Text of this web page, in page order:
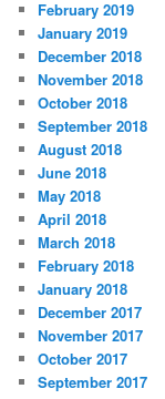
February 2019
January 2019
December 2018
November 2018
October 2018
September 2018
August 2018
June 2018
May 2018
April 2018
March 2018
February 2018
January 2018
December 2017
November 2017
October 2017
September 2017